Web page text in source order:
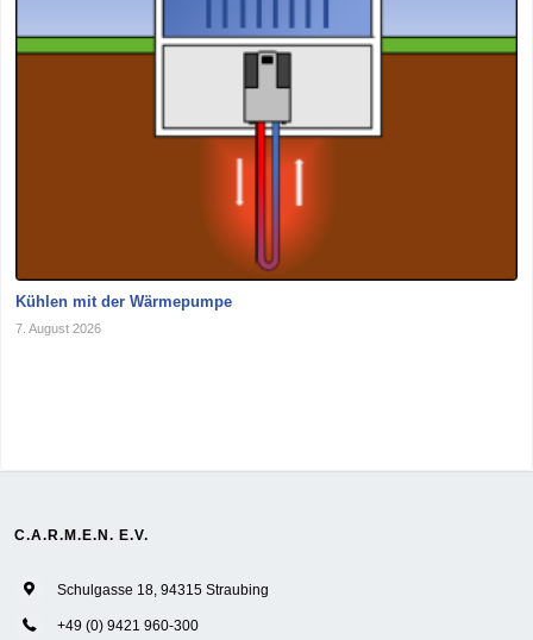
Kühlen mit der Wärmepumpe
7. August 2026
C.A.R.M.E.N. E.V.
Schulgasse 18, 94315 Straubing
+49 (0) 9421 960-300